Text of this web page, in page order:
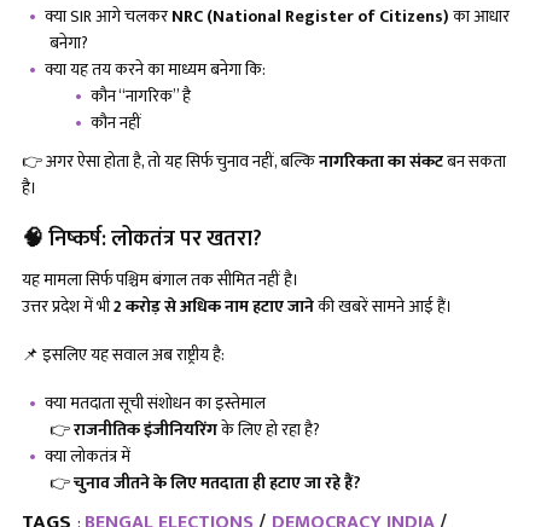
क्या SIR आगे चलकरNRC (National Register of Citizens)का आधार
बनेगा?
क्या यह तय करने का माध्यम बनेगा कि:
कौन “नागरिक” है
कौन नहीं
👉 अगर ऐसा होता है, तो यह सिर्फ चुनाव नहीं, बल्किनागरिकता का संकटबन सकता
है।
🧠 निष्कर्ष: लोकतंत्र पर खतरा?
यह मामला सिर्फ पश्चिम बंगाल तक सीमित नहीं है।
उत्तर प्रदेश में भी2 करोड़ से अधिक नाम हटाए जानेकी खबरें सामने आई हैं।
📌 इसलिए यह सवाल अब राष्ट्रीय है:
क्या मतदाता सूची संशोधन का इस्तेमाल
👉राजनीतिक इंजीनियरिंगके लिए हो रहा है?
क्या लोकतंत्र में
👉चुनाव जीतने के लिए मतदाता ही हटाए जा रहे हैं?